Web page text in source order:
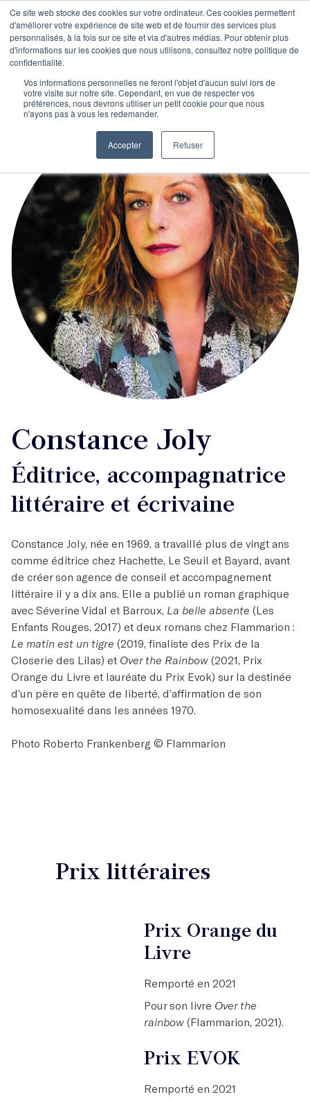
Ce site web stocke des cookies sur votre ordinateur. Ces cookies permettent
d'améliorer votre expérience de site web et de fournir des services plus
personnalisés, à la fois sur ce site et via d'autres médias. Pour obtenir plus
d'informations sur les cookies que nous utilisons, consultez notre politique de
confidentialité.
Vos informations personnelles ne feront l'objet d'aucun suivi lors de
votre visite sur notre site. Cependant, en vue de respecter vos
préférences, nous devrons utiliser un petit cookie pour que nous
n'ayons pas à vous les redemander.
Accepter Refuser
Constance Joly
Éditrice, accompagnatrice
littéraire et écrivaine
Constance Joly, née en 1969, a travaillé plus de vingt ans
comme éditrice chez Hachette, Le Seuil et Bayard, avant
de créer son agence de conseil et accompagnement
littéraire il y a dix ans. Elle a publié un roman graphique
avec Séverine Vidal et Barroux, La belle absente (Les
Enfants Rouges, 2017) et deux romans chez Flammarion :
Le matin est un tigre (2019, finaliste des Prix de la
Closerie des Lilas) et Over the Rainbow (2021, Prix
Orange du Livre et lauréate du Prix Evok) sur la destinée
d’un père en quête de liberté, d’affirmation de son
homosexualité dans les années 1970.
Photo Roberto Frankenberg © Flammarion
Prix littéraires
Prix Orange du
Livre
Remporté en 2021
Pour son livre Over the
rainbow (Flammarion, 2021).
Prix EVOK
Remporté en 2021